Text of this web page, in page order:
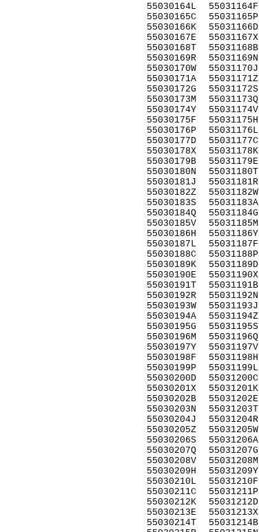
55030164L
55030165C
55030166K
55030167E
55030168T
55030169R
55030170W
55030171A
55030172G
55030173M
55030174Y
55030175F
55030176P
55030177D
55030178X
55030179B
55030180N
55030181J
55030182Z
55030183S
55030184Q
55030185V
55030186H
55030187L
55030188C
55030189K
55030190E
55030191T
55030192R
55030193W
55030194A
55030195G
55030196M
55030197Y
55030198F
55030199P
55030200D
55030201X
55030202B
55030203N
55030204J
55030205Z
55030206S
55030207Q
55030208V
55030209H
55030210L
55030211C
55030212K
55030213E
55030214T
55031164F
55031165P
55031166D
55031167X
55031168B
55031169N
55031170J
55031171Z
55031172S
55031173Q
55031174V
55031175H
55031176L
55031177C
55031178K
55031179E
55031180T
55031181R
55031182W
55031183A
55031184G
55031185M
55031186Y
55031187F
55031188P
55031189D
55031190X
55031191B
55031192N
55031193J
55031194Z
55031195S
55031196Q
55031197V
55031198H
55031199L
55031200C
55031201K
55031202E
55031203T
55031204R
55031205W
55031206A
55031207G
55031208M
55031209Y
55031210F
55031211P
55031212D
55031213X
55031214B